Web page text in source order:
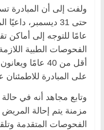
ولفت إلى أن المبادرة
عامًا للتوجه إلى أماكن
الفحوصات الطبية
أقل من 40 عامًا
على المبادرة
وتابع مجاهد أنه في
مزمنة يتم إحالة
الفحوصات المتقدمة